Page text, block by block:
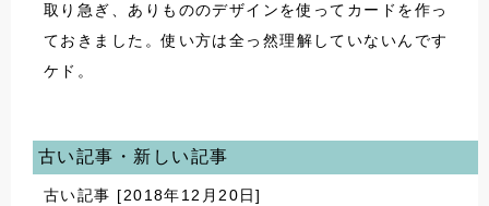
取り急ぎ、ありもののデザインを使ってカードを作っ
ておきました。使い方は全っ然理解していないんです
ケド。
古い記事・新しい記事
古い記事 [2018年12月20日]